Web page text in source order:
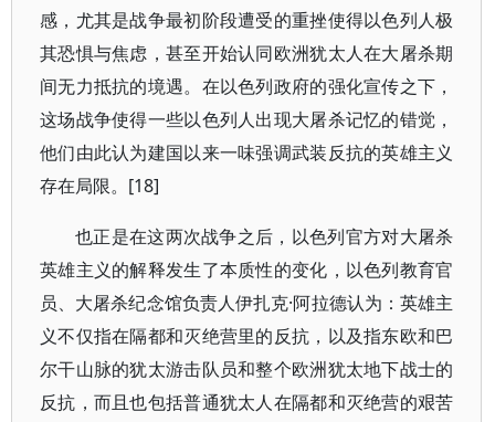
感，尤其是战争最初阶段遭受的重挫使得以色列人极
其恐惧与焦虑，甚至开始认同欧洲犹太人在大屠杀期
间无力抵抗的境遇。在以色列政府的强化宣传之下，
这场战争使得一些以色列人出现大屠杀记忆的错觉，
他们由此认为建国以来一味强调武装反抗的英雄主义
存在局限。[18]
也正是在这两次战争之后，以色列官方对大屠杀
英雄主义的解释发生了本质性的变化，以色列教育官
员、大屠杀纪念馆负责人伊扎克·阿拉德认为：英雄主
义不仅指在隔都和灭绝营里的反抗，以及指东欧和巴
尔干山脉的犹太游击队员和整个欧洲犹太地下战士的
反抗，而且也包括普通犹太人在隔都和灭绝营的艰苦